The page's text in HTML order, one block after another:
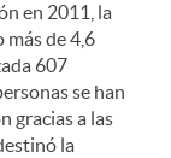
en 2011, la
más de 4,6
607
se han
gracias a las
la